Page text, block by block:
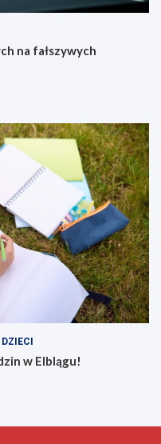
na fałszywych
w Elblągu!